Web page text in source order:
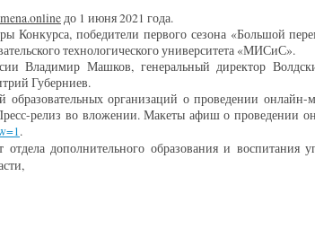
до 1 июня 2021 года.
Конкурса, победители первого сезона «Большой
технологического университета «МИСиС».
Владимир Машков, генеральный директор
Губерниев.
организаций о проведении онлайн-
релиз во вложении. Макеты афиш о проведении
.
отдела дополнительного образования и воспитания